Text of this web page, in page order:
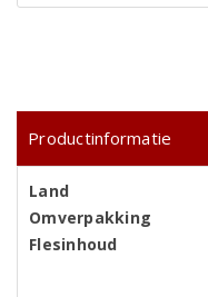
Productinformatie
Land
Omverpakking
Flesinhoud